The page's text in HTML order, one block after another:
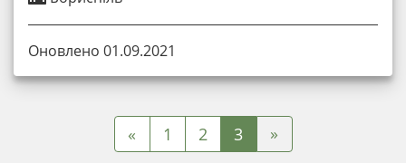
Оновлено 01.09.2021
« 1 2 3 »